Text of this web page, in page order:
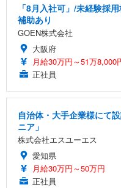
「8月入社可」/未経験採
補助あり
GOEN株式会社
大阪府
月給30万円～51万8,000
正社員
自治体・大手企業様にて
ニア」
株式会社エスユーエス
愛知県
月給30万円～50万円
正社員